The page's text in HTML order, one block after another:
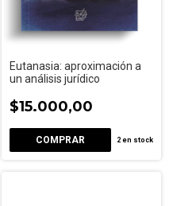
Eutanasia: aproximación a
un análisis jurídico
$15.000,00
2 en stock